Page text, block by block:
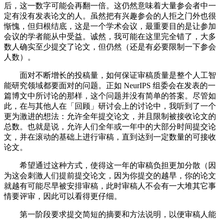
后，这一数字可能会再翻一倍。这仍然意味着大量参会者中一
定有没有发表论文的人。虽然把有兴趣参会的人拒之门外也很
惭愧，但归根结底，这是一个学术会议，最重要目的是让参加
会议的学者能从中受益。诚然，我可能在这里完全错了，大多
数人确实至少提交了论文，但仍然（还是有必要限制一下参会
人数）。
面对不断增长的投稿量，如何保证审稿质量是整个人工智
能研究领域都要面对的问题。正如 NeurIPS 组委会在发表的一
篇博文中所讨论的那样，这个问题并没有简单的答案。尽管如
此，在与其他人在「回顾」研讨会上的讨论中，我听到了一个
更为激进的想法：允许全年提交论文，并且限制被接收论文的
总数。也就是说，允许人们全年或一年中的大部分时间提交论
文，并在滚动的基础上进行审稿，直到达到一定数量的可接收
论文。
希望通过这种方式，使得这一年的审稿负担更加分散（因
为这会刺激人们提前提交论文，因为你提交的越早，你的论文
就越有可能尽早被安排审稿，此时审稿人不会有一大堆其它事
情要评审，因此可以看得更仔细。
第一阶段要求提交简短的摘要和方法说明，以便审稿人能